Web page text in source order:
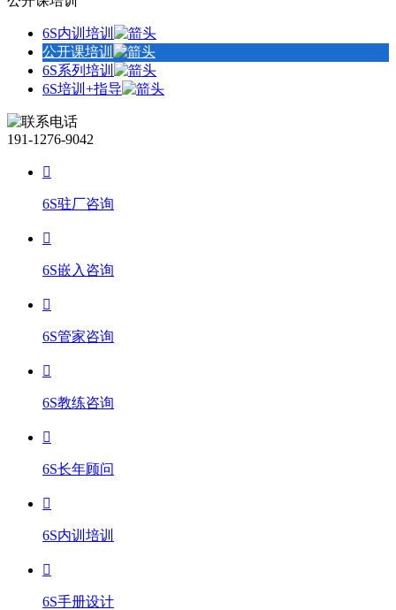
6S内训培训
公开课培训
6S系列培训
6S培训+指导
191-1276-9042
6S驻厂咨询
6S嵌入咨询
6S管家咨询
6S教练咨询
6S长年顾问
6S内训培训
6S手册设计